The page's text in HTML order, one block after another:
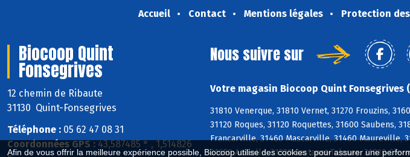
Afin de vous offrir la meilleure expérience possible, Biocoop utilise des cookies : pour assurer une
Accueil Contact Mentions légales Protection
Biocoop Quint
Fonsegrives
12 chemin de Ribaute
31130 Quint-Fonsegrives
Téléphone : 05 62 47 08 31
Coordonnées GPS : 43,587485 ° , 1,514826
Nous suivre sur
Votre magasin Biocoop Quint Fonsegrives
31810 Venerque, 31810 Vernet, 31270 Frouzins,
31120 Roques, 31120 Roquettes, 31600 Saubens,
Francarville, 31460 Mascarville, 31460 Maureville,
31650 Auzielle, 31320 Castanet-Tolosan, 31810